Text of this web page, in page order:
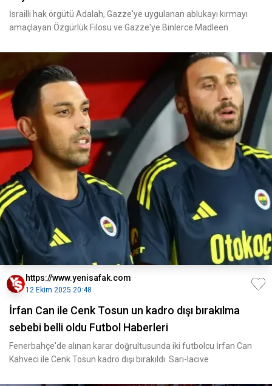
İsrailli hak örgütü Adalah, Gazze'ye uygulanan ablukayı kırmayı
amaçlayan Özgürlük Filosu ve Gazze'ye Binlerce Madleen
https://www.yenisafak.com
12 Ekim 2025 20:48
İrfan Can ile Cenk Tosun un kadro dışı bırakılma
sebebi belli oldu Futbol Haberleri
Fenerbahçe'de alınan karar doğrultusunda iki futbolcu İrfan Can
Kahveci ile Cenk Tosun kadro dışı bırakıldı. Sarı-lacive